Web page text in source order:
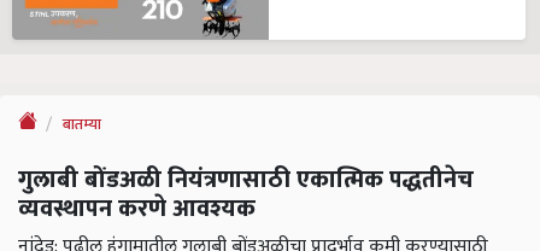
बातम्या
गुलाबी बोंडअळी नियंत्रणासाठी एकात्मिक पद्धतीनेच
व्यवस्थापन करणे आवश्यक